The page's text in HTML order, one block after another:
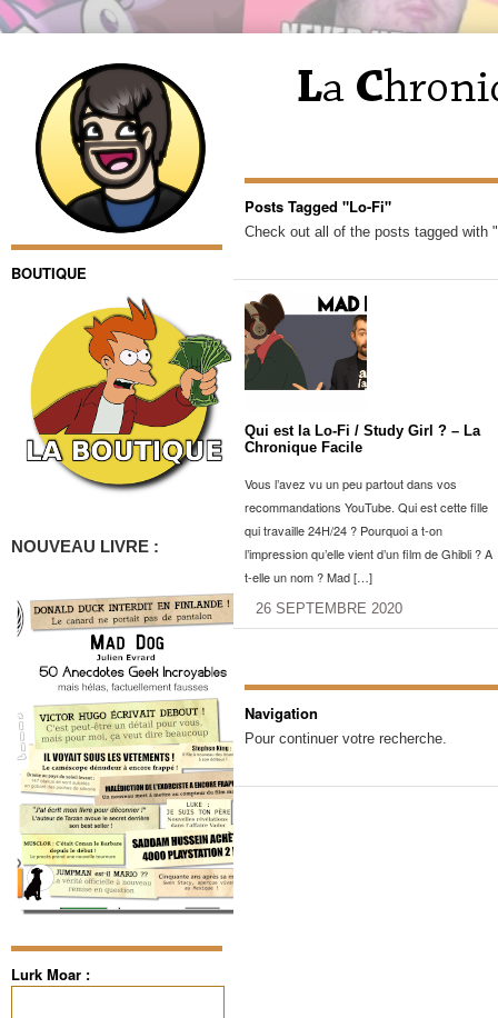
BOUTIQUE
NOUVEAU LIVRE :
Lurk Moar :
Posts Tagged "Lo-Fi"
Check out all of the posts tagged with
Qui est la Lo-Fi / Study Girl ? – La
Chronique Facile
Vous l’avez vu un peu partout dans vos
recommandations YouTube. Qui est cette fille
qui travaille 24H/24 ? Pourquoi a t-on
l’impression qu’elle vient d’un film de Ghibli ? A
t-elle un nom ? Mad […]
26 SEPTEMBRE 2020
Navigation
Pour continuer votre recherche.